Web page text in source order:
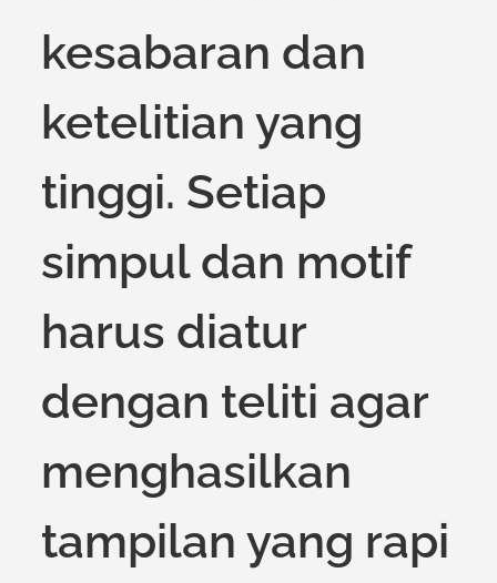
kesabaran dan
ketelitian yang
tinggi. Setiap
simpul dan motif
harus diatur
dengan teliti agar
menghasilkan
tampilan yang rapi